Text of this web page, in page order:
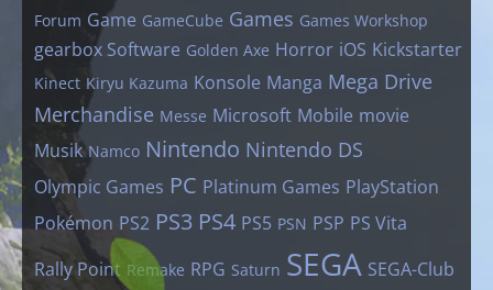
Forum Game GameCube Games Games Workshop
gearbox Software Golden Axe Horror iOS Kickstarter
Kinect Kiryu Kazuma Konsole Manga Mega Drive
Merchandise Messe Microsoft Mobile movie
Musik Namco Nintendo Nintendo DS
Olympic Games PC Platinum Games PlayStation
Pokémon PS2 PS3 PS4 PS5 PSN PSP PS Vita
Rally Point Remake RPG Saturn SEGA SEGA-Club